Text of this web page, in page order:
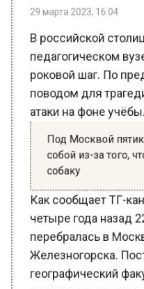
В российской
роковой шаг. По
поводом для
атаки на фоне учёбы.
Под Москвой
собой из-за того,
собаку
Как сообщает ТГ-
четыре года назад
перебралась в
Железногорска.
географический
говорят, что